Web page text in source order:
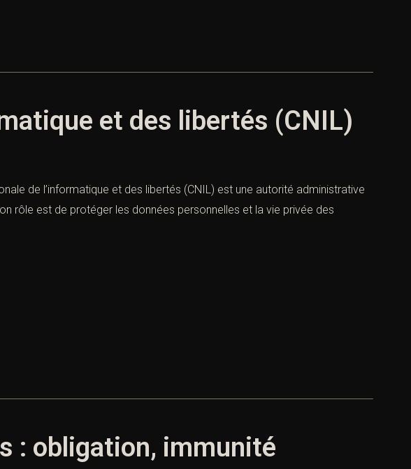
et des libertés (CNIL)
de l’informatique et des libertés (CNIL) est une autorité administrative
rôle est de protéger les données personnelles et la vie privée des
: obligation, immunité